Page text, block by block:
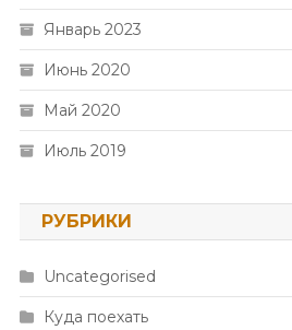
Январь 2023
Июнь 2020
Май 2020
Июль 2019
РУБРИКИ
Uncategorised
Куда поехать